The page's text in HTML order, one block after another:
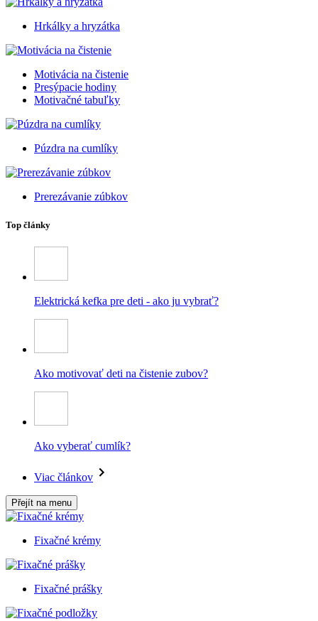
Hrkálky a hryzátka
Motivácia na čistenie
Presýpacie hodiny
Motivačné tabuľky
Púzdra na cumlíky
Prerezávanie zúbkov
Top články
Elektrická kefka pre deti - ako ju vybrať?
Ako motivovať deti na čistenie zubov?
Ako vyberať cumlík?
Viac článkov
Přejít na menu
Fixačné krémy
Fixačné prášky